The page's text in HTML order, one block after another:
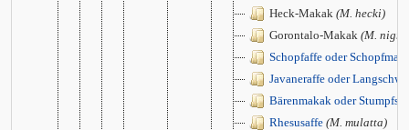
Heck-Makak (M. hecki)
Gorontalo-Makak (M.
Schopfaffe oder
Javaneraffe oder
Bärenmakak oder
Rhesusaffe (M. mulatta)